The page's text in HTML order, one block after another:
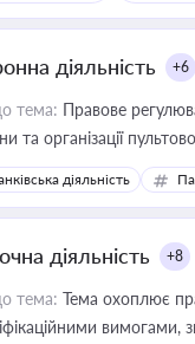
діяльність +6
тема: Правове
та організації
діяльність
діяльність +8
тема: Тема охоплює
вимогами,